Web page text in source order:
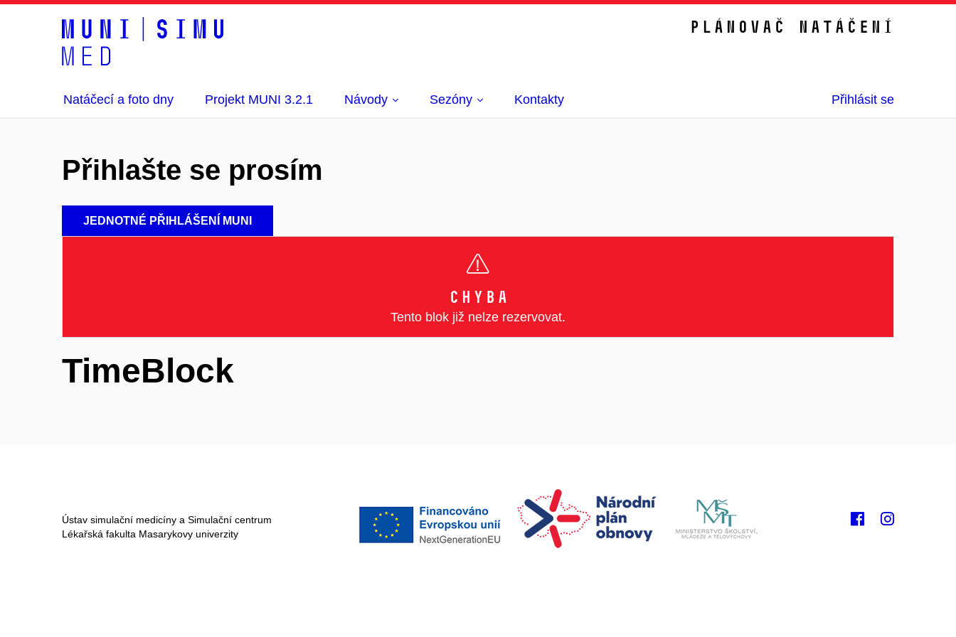
Plánovač natáčení
Natáčecí a foto dny Projekt MUNI 3.2.1 Návody Sezóny Kontakty Přihlásit se
Přihlašte se prosím
Chyba
Tento blok již nelze rezervovat.
TimeBlock
Ústav simulační medicíny a Simulační centrum
Lékařská fakulta Masarykovy univerzity
FacebookInstagram